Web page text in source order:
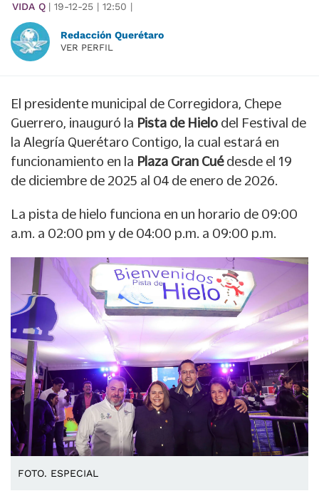
VIDA Q | 19-12-25 | 12:50 |
Redacción Querétaro
VER PERFIL
El presidente municipal de Corregidora, Chepe
Guerrero, inauguró la Pista de Hielo del Festival de
la Alegría Querétaro Contigo, la cual estará en
funcionamiento en la Plaza Gran Cué desde el 19
de diciembre de 2025 al 04 de enero de 2026.
La pista de hielo funciona en un horario de 09:00
a.m. a 02:00 pm y de 04:00 p.m. a 09:00 p.m.
FOTO. ESPECIAL